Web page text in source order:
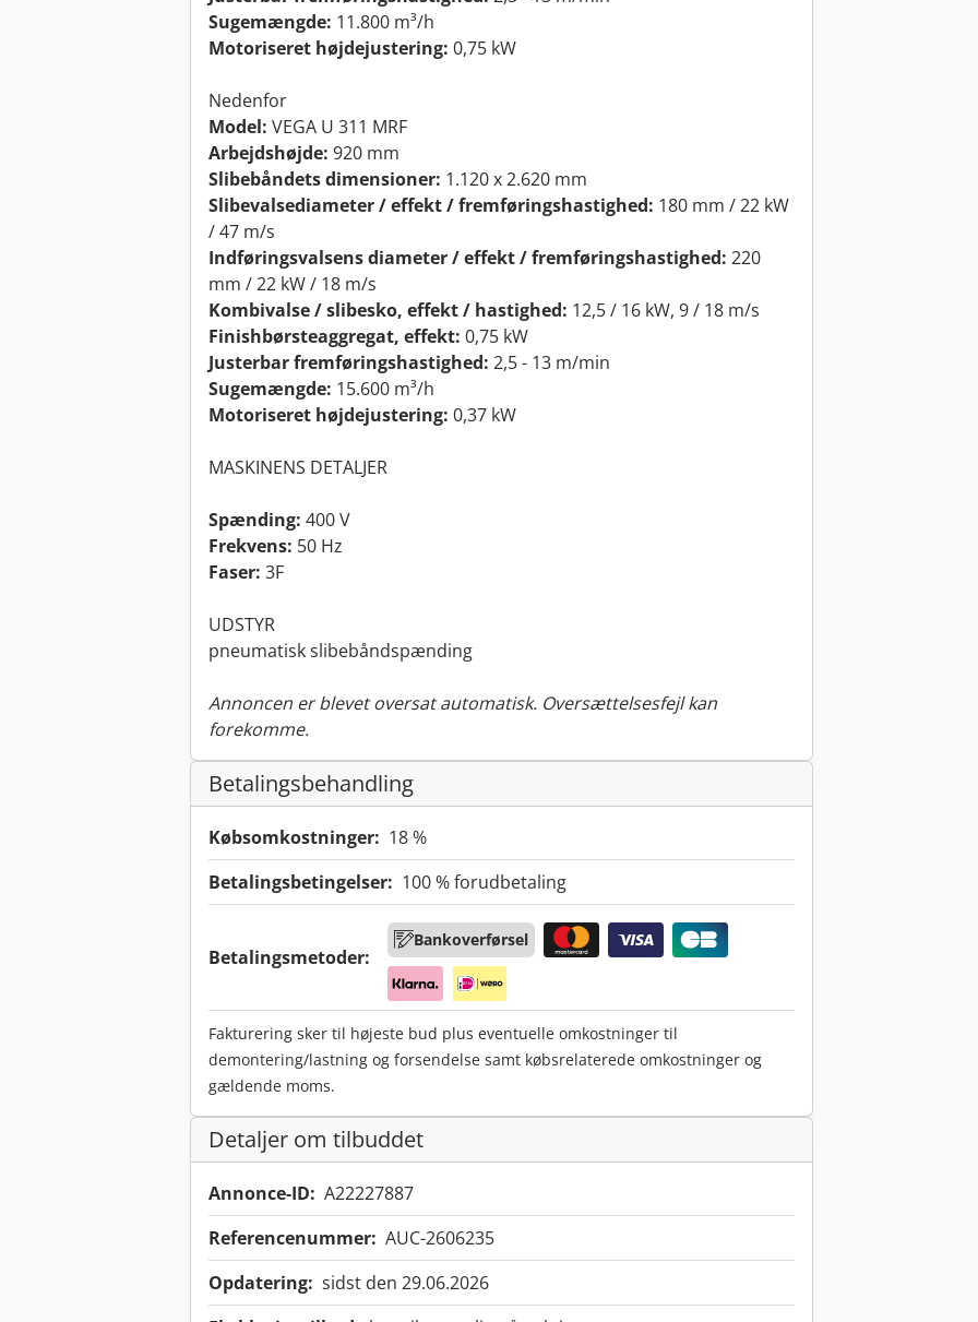
Sugemængde: 11.800 m³/h
Motoriseret højdejustering: 0,75 kW
Nedenfor
Model: VEGA U 311 MRF
Arbejdshøjde: 920 mm
Slibebåndets dimensioner: 1.120 x 2.620 mm
Slibevalsediameter / effekt / fremføringshastighed: 180 mm / 22 kW
/ 47 m/s
Indføringsvalsens diameter / effekt / fremføringshastighed: 220
mm / 22 kW / 18 m/s
Kombivalse / slibesko, effekt / hastighed: 12,5 / 16 kW, 9 / 18 m/s
Finishbørsteaggregat, effekt: 0,75 kW
Justerbar fremføringshastighed: 2,5 - 13 m/min
Sugemængde: 15.600 m³/h
Motoriseret højdejustering: 0,37 kW
MASKINENS DETALJER
Spænding: 400 V
Frekvens: 50 Hz
Faser: 3F
UDSTYR
pneumatisk slibebåndspænding
Annoncen er blevet oversat automatisk. Oversættelsesfejl kan
forekomme.
Betalingsbehandling
Købsomkostninger: 18 %
Betalingsbetingelser: 100 % forudbetaling
Betalingsmetoder:
Bankoverførsel
Fakturering sker til højeste bud plus eventuelle omkostninger til
demontering/lastning og forsendelse samt købsrelaterede omkostninger og
gældende moms.
Detaljer om tilbuddet
Annonce-ID: A22227887
Referencenummer: AUC-2606235
Opdatering: sidst den 29.06.2026